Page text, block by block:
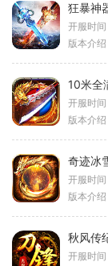
狂暴神
开服时间
版本介绍
10米全
开服时间
版本介绍
奇迹冰
开服时间
版本介绍
秋风传
开服时间